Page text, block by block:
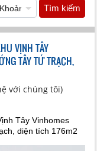
Tìm kiếm
VỊNH TÂY
TÂY TỨ TRẠCH,
với chúng tôi)
Tây Vinhomes
diện tích 176m2